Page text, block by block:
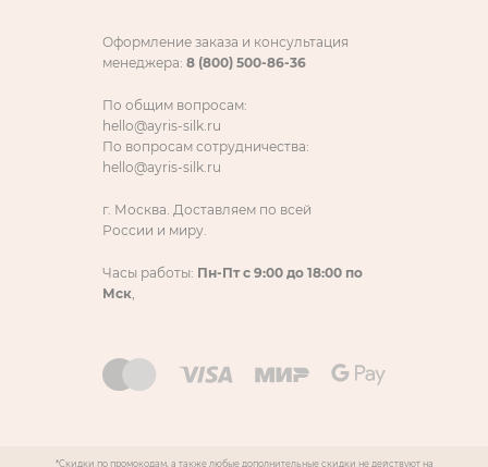
Оформление заказа и консультация
менеджера: 8 (800) 500-86-36
По общим вопросам:
hello@ayris-silk.ru
По вопросам сотрудничества:
hello@ayris-silk.ru
г. Москва. Доставляем по всей
России и миру.
Часы работы: Пн-Пт с 9:00 до 18:00 по
Мск
*Скидки по промокодам, а также любые дополнительные скидки не действуют на